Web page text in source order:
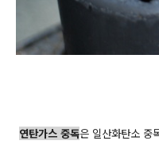
연탄가스 중독은 일산화탄소 중